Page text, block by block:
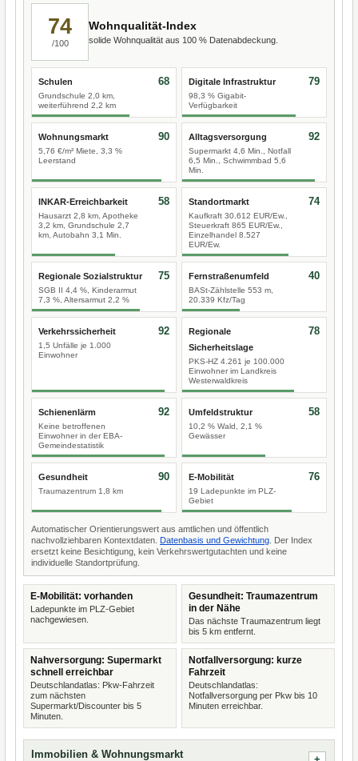
74
/100
Wohnqualität-Index
solide Wohnqualität aus 100 % Datenabdeckung.
Schulen
Grundschule 2,0 km,
weiterführend 2,2 km
68 Digitale Infrastruktur
98,3 % Gigabit-
Verfügbarkeit
79
Wohnungsmarkt
5,76 €/m² Miete, 3,3 %
Leerstand
90 Alltagsversorgung
Supermarkt 4,6 Min., Notfall
6,5 Min., Schwimmbad 5,6
Min.
92
INKAR-Erreichbarkeit
Hausarzt 2,8 km, Apotheke
3,2 km, Grundschule 2,7
km, Autobahn 3,1 Min.
58 Standortmarkt
Kaufkraft 30.612 EUR/Ew.,
Steuerkraft 865 EUR/Ew.,
Einzelhandel 8.527
EUR/Ew.
74
Regionale Sozialstruktur
SGB II 4,4 %, Kinderarmut
7,3 %, Altersarmut 2,2 %
75 Fernstraßenumfeld
BASt-Zählstelle 553 m,
20.339 Kfz/Tag
40
Verkehrssicherheit
1,5 Unfälle je 1.000
Einwohner
92
Regionale
Sicherheitslage
PKS-HZ 4.261 je 100.000
Einwohner im Landkreis
Westerwaldkreis
78
Schienenlärm
Keine betroffenen
Einwohner in der EBA-
Gemeindestatistik
92 Umfeldstruktur
10,2 % Wald, 2,1 %
Gewässer
58
Gesundheit
Traumazentrum 1,8 km
90 E-Mobilität
19 Ladepunkte im PLZ-
Gebiet
76
Automatischer Orientierungswert aus amtlichen und öffentlich
nachvollziehbaren Kontextdaten. Datenbasis und Gewichtung . Der Index
ersetzt keine Besichtigung, kein Verkehrswertgutachten und keine
individuelle Standortprüfung.
E-Mobilität: vorhanden
Ladepunkte im PLZ-Gebiet
nachgewiesen.
Gesundheit: Traumazentrum
in der Nähe
Das nächste Traumazentrum liegt
bis 5 km entfernt.
Nahversorgung: Supermarkt
schnell erreichbar
Deutschlandatlas: Pkw-Fahrzeit
zum nächsten
Supermarkt/Discounter bis 5
Minuten.
Notfallversorgung: kurze
Fahrzeit
Deutschlandatlas:
Notfallversorgung per Pkw bis 10
Minuten erreichbar.
Immobilien & Wohnungsmarkt